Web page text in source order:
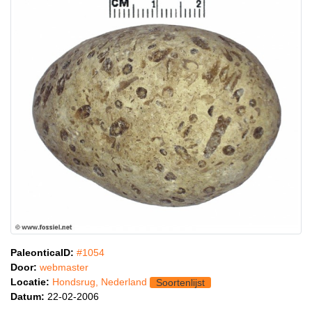
PaleonticaID: #1054
Door: webmaster
Locatie: Hondsrug, Nederland
Soortenlijst
Datum: 22-02-2006